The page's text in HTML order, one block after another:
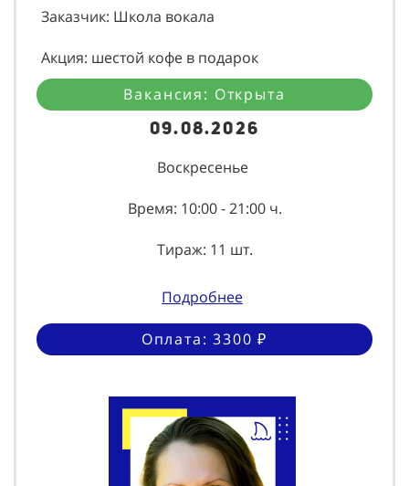
Заказчик: Школа вокала
Акция: шестой кофе в подарок
Вакансия: Открыта
09.08.2026
Воскресенье
Время: 10:00 - 21:00 ч.
Тираж: 11 шт.
Подробнее
Оплата: 3300 ₽